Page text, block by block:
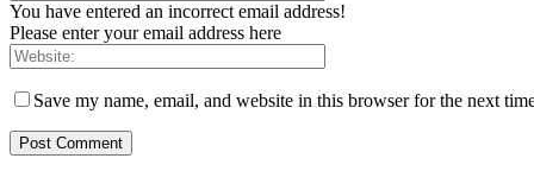
You have entered an incorrect email address!
Please enter your email address here
Save my name, email, and website in this browser for the next